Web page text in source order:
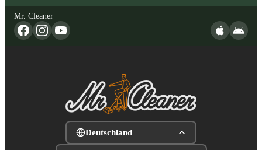
Mr. Cleaner
Deutschland